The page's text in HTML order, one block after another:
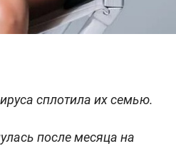
сплотила их семью.
после месяца на